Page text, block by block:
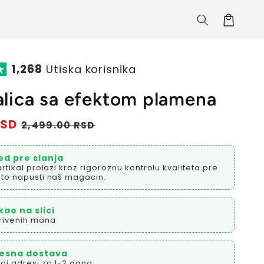
Korpa
1,268 Utiska korisnika
sa efektom plamena
Prodajna
cena
2,499.00 RSD
pre slanja
prolazi kroz rigoroznu kontrolu kvaliteta pre
napusti naš magacin.
na slici
mana
dostava